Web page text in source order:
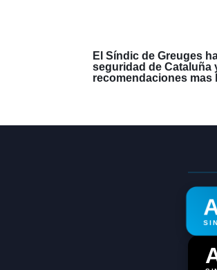
El Síndic de Greuges
seguridad de Cataluña
recomendaciones mas